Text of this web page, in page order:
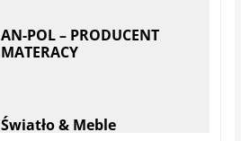
Światło & Meble
Anhel Producent materacy